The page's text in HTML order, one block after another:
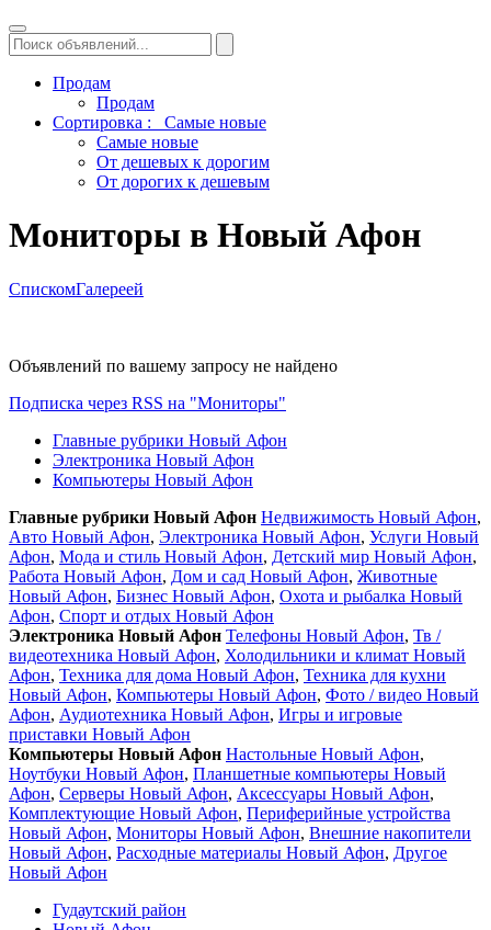
Продам
Продам
Сортировка :
Самые новые
Самые новые
От дешевых к дорогим
От дорогих к дешевым
Мониторы в Новый Афон
СпискомГалереей
Объявлений по вашему запросу не найдено
Подписка через RSS на "Мониторы"
Главные рубрики Новый Афон
Электроника Новый Афон
Компьютеры Новый Афон
Главные рубрики Новый Афон Недвижимость Новый Афон,
Авто Новый Афон, Электроника Новый Афон, Услуги Новый
Афон, Мода и стиль Новый Афон, Детский мир Новый Афон,
Работа Новый Афон, Дом и сад Новый Афон, Животные
Новый Афон, Бизнес Новый Афон, Охота и рыбалка Новый
Афон, Спорт и отдых Новый Афон
Электроника Новый Афон Телефоны Новый Афон, Тв /
видеотехника Новый Афон, Холодильники и климат Новый
Афон, Техника для дома Новый Афон, Техника для кухни
Новый Афон, Компьютеры Новый Афон, Фото / видео Новый
Афон, Аудиотехника Новый Афон, Игры и игровые
приставки Новый Афон
Компьютеры Новый Афон Настольные Новый Афон,
Ноутбуки Новый Афон, Планшетные компьютеры Новый
Афон, Серверы Новый Афон, Аксессуары Новый Афон,
Комплектующие Новый Афон, Периферийные устройства
Новый Афон, Мониторы Новый Афон, Внешние накопители
Новый Афон, Расходные материалы Новый Афон, Другое
Новый Афон
Гудаутский район